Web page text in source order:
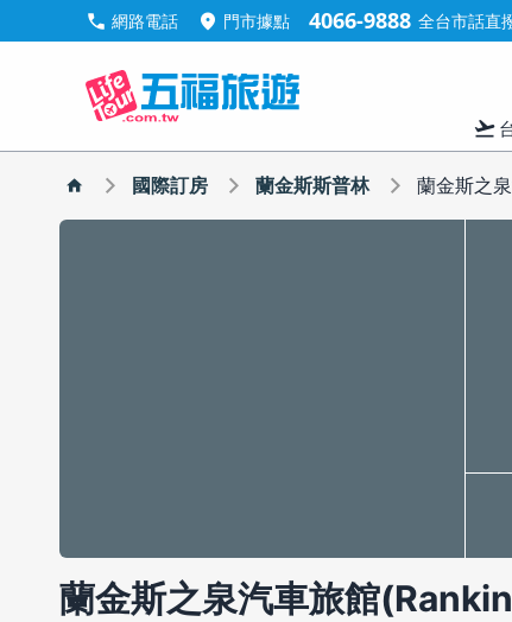
call 網路電話 location_on 門市據點 4066-9888 全台市話直
flight_takeoff
國際訂房 蘭金斯斯普林 蘭金斯之
蘭金斯之泉汽車旅館